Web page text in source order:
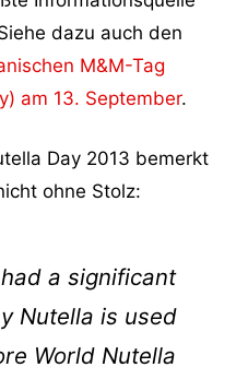
dazu auch den
M&M-Tag
am 13. September.
Day 2013 bemerkt
ohne Stolz:
a significant
Nutella is used
World Nutella